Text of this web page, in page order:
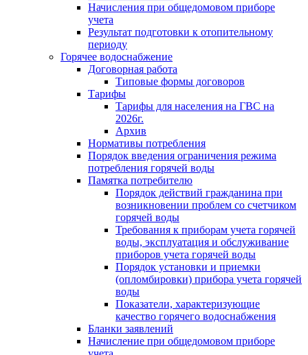
Начисления при общедомовом приборе
учета
Результат подготовки к отопительному
периоду
Горячее водоснабжение
Договорная работа
Типовые формы договоров
Тарифы
Тарифы для населения на ГВС на
2026г.
Архив
Нормативы потребления
Порядок введения ограничения режима
потребления горячей воды
Памятка потребителю
Порядок действий гражданина при
возникновении проблем со счетчиком
горячей воды
Требования к приборам учета горячей
воды, эксплуатация и обслуживание
приборов учета горячей воды
Порядок установки и приемки
(опломбировки) прибора учета горячей
воды
Показатели, характеризующие
качество горячего водоснабжения
Бланки заявлений
Начисление при общедомовом приборе